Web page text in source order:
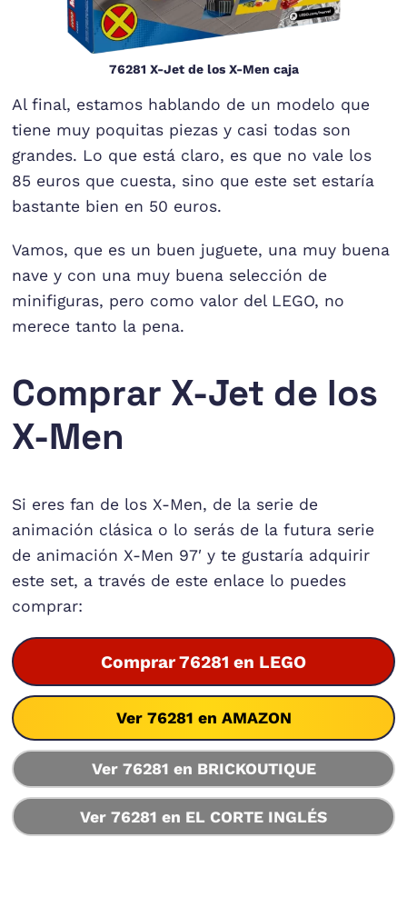
76281 X-Jet de los X-Men caja
Al final, estamos hablando de un modelo que
tiene muy poquitas piezas y casi todas son
grandes. Lo que está claro, es que no vale los
85 euros que cuesta, sino que este set estaría
bastante bien en 50 euros.
Vamos, que es un buen juguete, una muy buena
nave y con una muy buena selección de
minifiguras, pero como valor del LEGO, no
merece tanto la pena.
Comprar X-Jet de los
X-Men
Si eres fan de los X-Men, de la serie de
animación clásica o lo serás de la futura serie
de animación X-Men 97′ y te gustaría adquirir
este set, a través de este enlace lo puedes
comprar:
Comprar 76281 en LEGO
Ver 76281 en AMAZON
Ver 76281 en BRICKOUTIQUE
Ver 76281 en EL CORTE INGLÉS